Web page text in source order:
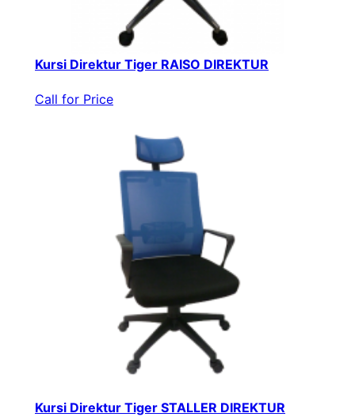
Kursi Direktur Tiger RAISO DIREKTUR
Call for Price
Kursi Direktur Tiger STALLER DIREKTUR